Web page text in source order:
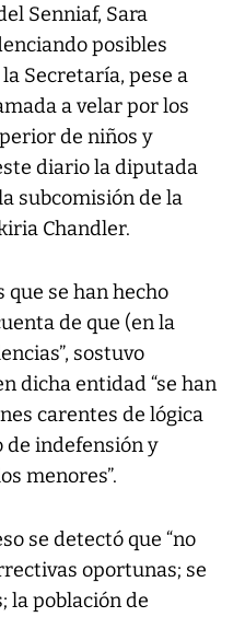
Senniaf, Sara
posibles
Secretaría, pese a
a velar por los
de niños y
diario la diputada
subcomisión de la
Chandler.
que se han hecho
de que (en la
sostuvo
dicha entidad “se han
carentes de lógica
de indefensión y
menores”.
se detectó que “no
oportunas; se
la población de